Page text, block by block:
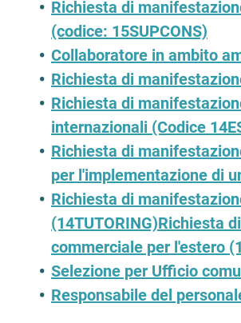
Richiesta di
(codice: 15SUPCONS)
Collaboratore in ambito
Richiesta di
Richiesta di
internazionali (Codice
Richiesta di
per l'implementazione di
Richiesta di
(14TUTORING)Richiesta
commerciale per l'estero
Selezione per Ufficio
Responsabile del